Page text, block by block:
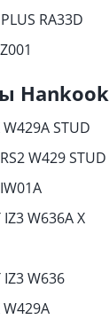
RA33D
Hankook
W429A STUD
W429 STUD
IZ3 W636A X
IZ3 W636
W429A